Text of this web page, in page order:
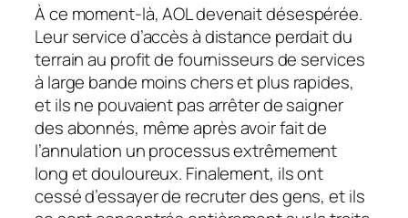
À ce moment-là, AOL devenait désespérée.
Leur service d’accès à distance perdait du
terrain au profit de fournisseurs de services
à large bande moins chers et plus rapides,
et ils ne pouvaient pas arrêter de saigner
des abonnés, même après avoir fait de
l’annulation un processus extrêmement
long et douloureux. Finalement, ils ont
cessé d’essayer de recruter des gens, et ils